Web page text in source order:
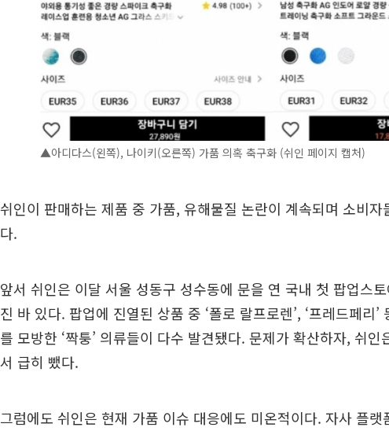
▲아디다스(왼쪽), 나이키(오른쪽) 가품 의혹 축구화 (쉬인 페이지 캡처)
쉬인이 판매하는 제품 중 가품, 유해물질 논란이 계속되며 소비자
다.
앞서 쉬인은 이달 서울 성동구 성수동에 문을 연 국내 첫 팝업스
진 바 있다. 팝업에 진열된 상품 중 ‘폴로 랄프로렌’, ‘프레드페리
를 모방한 ‘짝퉁’ 의류들이 다수 발견됐다. 문제가 확산하자, 쉬
서 급히 뺐다.
그럼에도 쉬인은 현재 가품 이슈 대응에도 미온적이다. 자사 플